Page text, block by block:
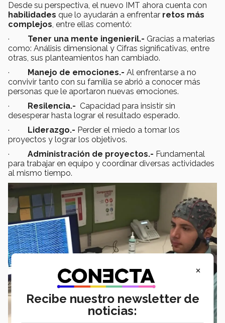
Desde su perspectiva, el nuevo IMT ahora cuenta con
habilidades que lo ayudarán a enfrentar retos más
complejos, entre ellas comentó:
· Tener una mente ingenieril.- Gracias a materias
como: Análisis dimensional y Cifras significativas, entre
otras, sus planteamientos han cambiado.
·
Manejo de emociones.- Al enfrentarse a no
convivir tanto con su familia se abrió a conocer más
personas que le aportaron nuevas emociones.
·
Resilencia.- Capacidad para insistir sin
desesperar hasta lograr el resultado esperado.
·
Liderazgo.- Perder el miedo a tomar los
proyectos y lograr los objetivos.
· Administración de proyectos.- Fundamental
para trabajar en equipo y coordinar diversas actividades
al mismo tiempo.
×
Recibe nuestro newsletter de
noticias: